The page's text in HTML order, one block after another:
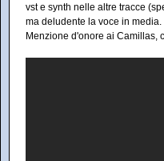
vst e synth nelle altre tracce
ma deludente la voce in media.
Menzione d'onore ai Camillas,